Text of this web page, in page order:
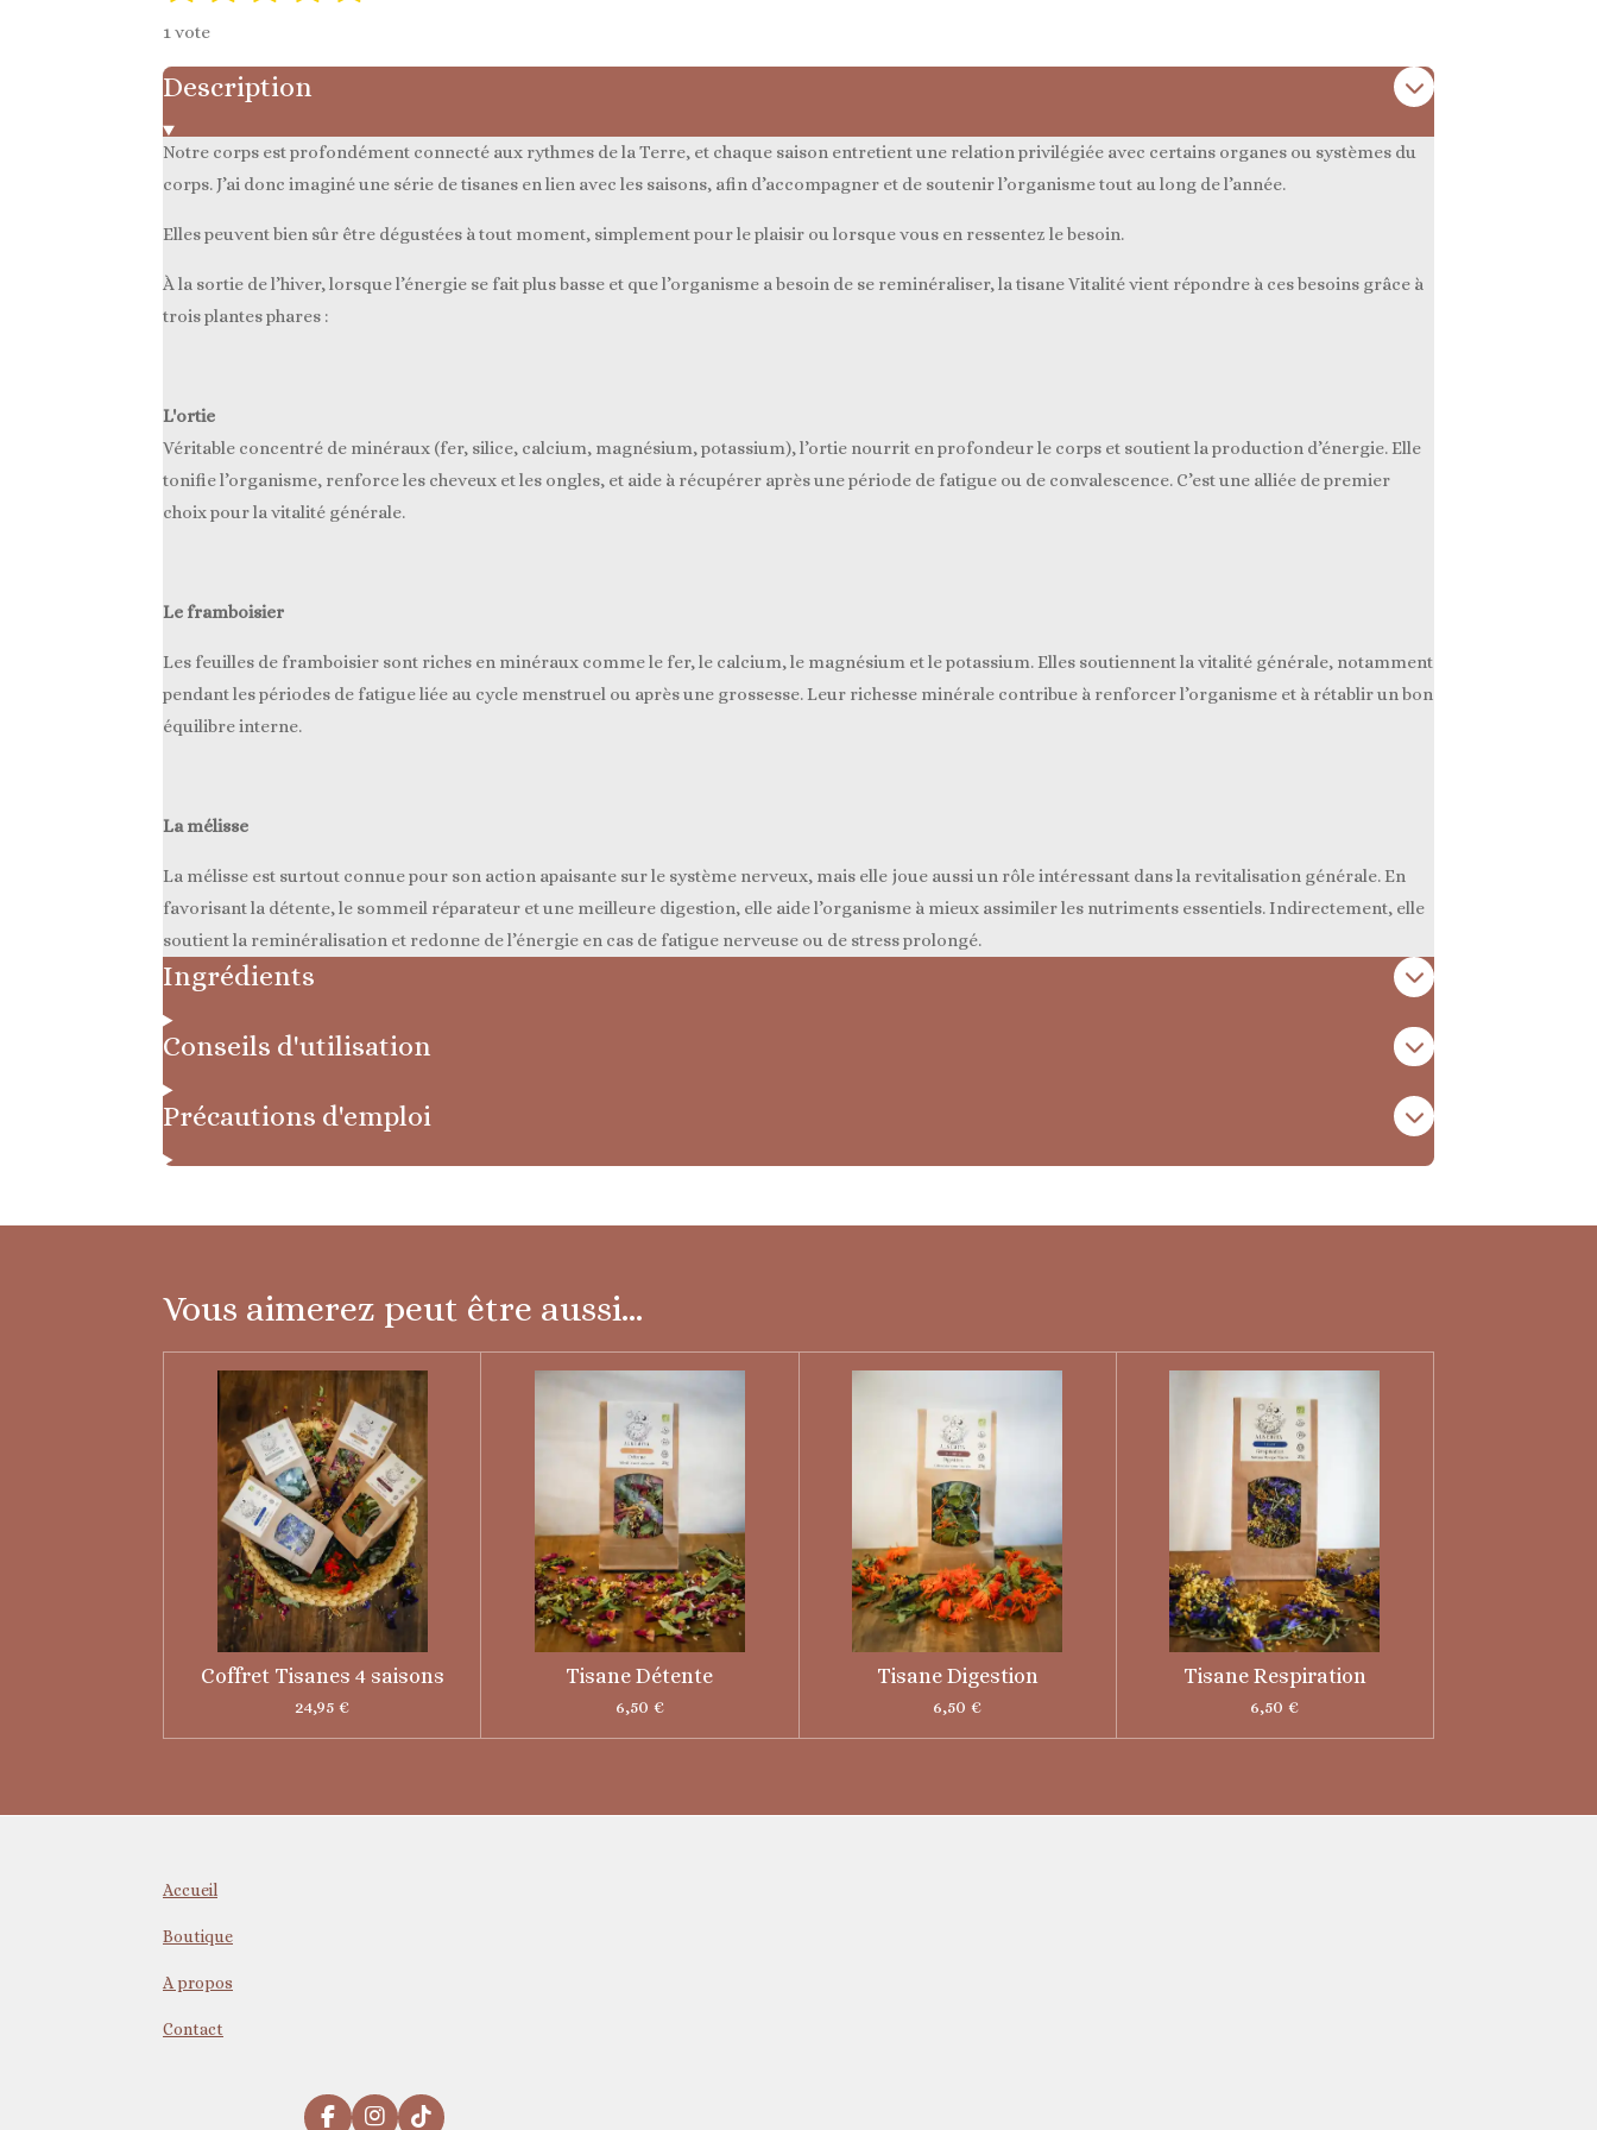
l
a
o
n
é
t
o
i
l
é
t
o
i
l
s
t
o
i
l
s
t
o
i
l
s
t
i
l
s
y
'
v
l
a
t
1 vote
Description
Notre corps est profondément connecté aux rythmes de la Terre, et chaque saison entretient une relation privilégiée avec certains organes ou systèmes du
corps. J’ai donc imaginé une série de tisanes en lien avec les saisons, afin d’accompagner et de soutenir l’organisme tout au long de l’année.
Elles peuvent bien sûr être dégustées à tout moment, simplement pour le plaisir ou lorsque vous en ressentez le besoin.
À la sortie de l’hiver, lorsque l’énergie se fait plus basse et que l’organisme a besoin de se reminéraliser, la tisane Vitalité vient répondre à ces besoins grâce à
trois plantes phares :
L'ortie
Véritable concentré de minéraux (fer, silice, calcium, magnésium, potassium), l’ortie nourrit en profondeur le corps et soutient la production d’énergie. Elle
tonifie l’organisme, renforce les cheveux et les ongles, et aide à récupérer après une période de fatigue ou de convalescence. C’est une alliée de premier
choix pour la vitalité générale.
Le framboisier
Les feuilles de framboisier sont riches en minéraux comme le fer, le calcium, le magnésium et le potassium. Elles soutiennent la vitalité générale, notamment
pendant les périodes de fatigue liée au cycle menstruel ou après une grossesse. Leur richesse minérale contribue à renforcer l’organisme et à rétablir un bon
équilibre interne.
La mélisse
La mélisse est surtout connue pour son action apaisante sur le système nerveux, mais elle joue aussi un rôle intéressant dans la revitalisation générale. En
favorisant la détente, le sommeil réparateur et une meilleure digestion, elle aide l’organisme à mieux assimiler les nutriments essentiels. Indirectement, elle
soutient la reminéralisation et redonne de l’énergie en cas de fatigue nerveuse ou de stress prolongé.
Ingrédients
Conseils d'utilisation
Précautions d'emploi
Vous aimerez peut être aussi...
Coffret Tisanes 4 saisons
24,95 €
Tisane Détente
6,50 €
Tisane Digestion
6,50 €
Tisane Respiration
6,50 €
Accueil
Boutique
A propos
Contact